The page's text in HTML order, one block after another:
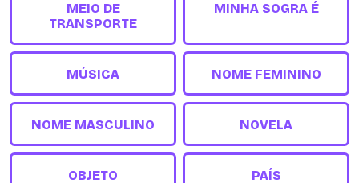
MEIO DE
TRANSPORTE
MINHA SOGRA É
MÚSICA NOME FEMININO
NOME MASCULINO NOVELA
OBJETO PAÍS